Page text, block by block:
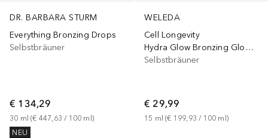
DR. BARBARA STURM
Everything Bronzing Drops
Selbstbräuner
€ 134,29
30 ml (€ 447,63 / 100 ml )
NEU
WELEDA
Cell Longevity
Hydra Glow Bronzing Glow Drops
Selbstbräuner
€ 29,99
15 ml (€ 199,93 / 100 ml )